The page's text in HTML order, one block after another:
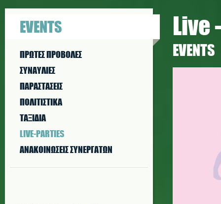
EVENTS
ΠΡΩΤΕΣ ΠΡΟΒΟΛΕΣ
ΣΥΝΑΥΛΙΕΣ
ΠΑΡΑΣΤAΣΕΙΣ
ΠΟΛΙΤΙΣΤΙΚA
ΤΑΞΙΔΙΑ
LIVE-PARTIES
ΑΝΑΚΟΙΝΩΣΕΙΣ ΣΥΝΕΡΓΑΤΩΝ
Live
EVENTS